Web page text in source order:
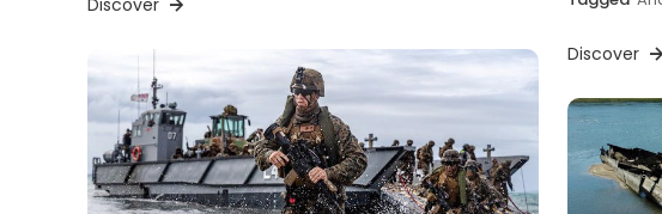
Discover